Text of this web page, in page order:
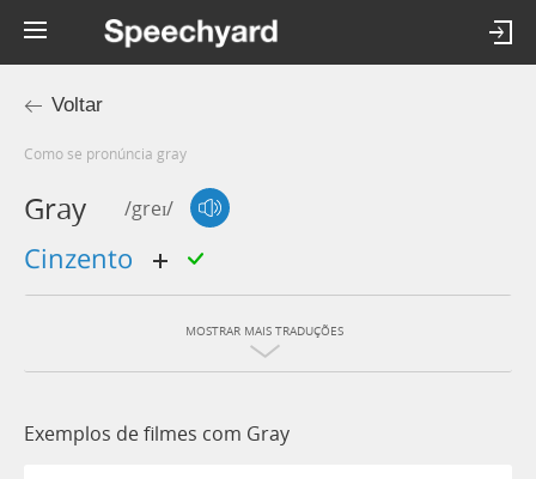
Voltar
Como se pronúncia gray
Gray /greɪ/
cinzento
MOSTRAR MAIS TRADUÇÕES
Exemplos de filmes com Gray